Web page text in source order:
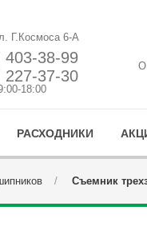
Г.Космоса 6-А
403-38-99
227-37-30
18:00
О
РАСХОДНИКИ
Съемник